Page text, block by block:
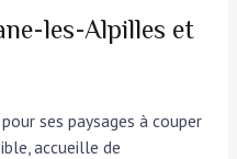
les-Alpilles et
ses paysages à couper
accueille de